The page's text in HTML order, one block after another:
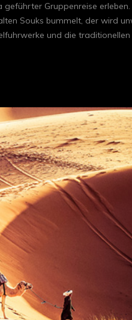
Gruppenreise
Souks bummelt, der wird
und die